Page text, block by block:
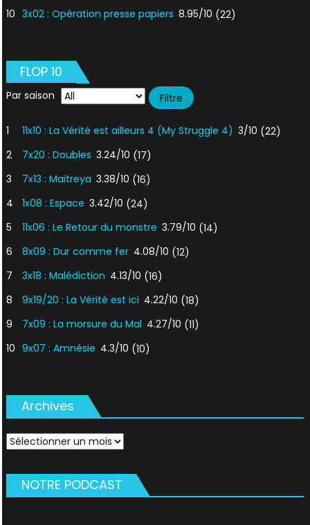
10 3x02 : Opération presse papiers 8.95/10 (22)
FLOP 10
Par saison
1 11x10 : La Vérité est ailleurs 4 (My Struggle 4) 3/10 (22)
2
7x20 : Doubles 3.24/10 (17)
3
7x13 : Maitreya 3.38/10 (16)
4
1x08 : Espace 3.42/10 (24)
5
11x06 : Le Retour du monstre 3.79/10 (14)
6
8x09 : Dur comme fer 4.08/10 (12)
7
3x18 : Malédiction 4.13/10 (16)
8
9x19/20 : La Vérité est ici 4.22/10 (18)
9
7x09 : La morsure du Mal 4.27/10 (11)
10 9x07 : Amnésie 4.3/10 (10)
Archives
Archives
NOTRE PODCAST